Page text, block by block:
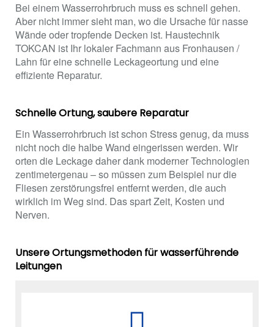
Bei einem Wasserrohrbruch muss es schnell gehen.
Aber nicht immer sieht man, wo die Ursache für nasse
Wände oder tropfende Decken ist. Haustechnik
TOKCAN ist Ihr lokaler Fachmann aus Fronhausen /
Lahn für eine schnelle Leckageortung und eine
effiziente Reparatur.
Schnelle Ortung, saubere Reparatur
Ein Wasserrohrbruch ist schon Stress genug, da muss
nicht noch die halbe Wand eingerissen werden. Wir
orten die Leckage daher dank moderner Technologien
zentimetergenau – so müssen zum Beispiel nur die
Fliesen zerstörungsfrei entfernt werden, die auch
wirklich im Weg sind. Das spart Zeit, Kosten und
Nerven.
Unsere Ortungsmethoden für wasserführende
Leitungen